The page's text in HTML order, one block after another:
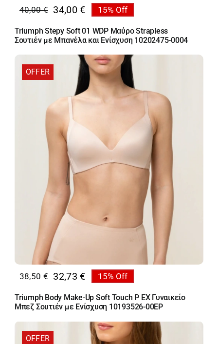
40,00€
Original
price
was:
34,00 €
Η
τρέχουσα
τιμή
34,00 €.
15% Off
Triumph Stepy Soft 01 WDP Μαύρο Strapless
Σουτιέν με Μπανέλα και Ενίσχυση 10202475-0004
OFFER
38,50€
Original
price
was:
32,73 €
Η
τρέχουσα
τιμή
32,73 €.
15% Off
Triumph Body Make-Up Soft Touch P EX Γυναικείο
Μπεζ Σουτιέν με Ενίσχυση 10193526-00EP
OFFER